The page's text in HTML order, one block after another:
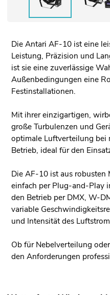
Die Antari AF-10 ist eine
Leistung, Präzision und
ist sie eine zuverlässige
Außenbedingungen eine
Festinstallationen.
Mit ihrer einzigartigen,
große Turbulenzen und
optimale Luftverteilung bei
Betrieb, ideal für den
Die AF-10 ist aus robusten
einfach per Plug-and-Play
den Betrieb per DMX, W-
variable
und Intensität des
Ob für Nebelverteilung
den Anforderungen